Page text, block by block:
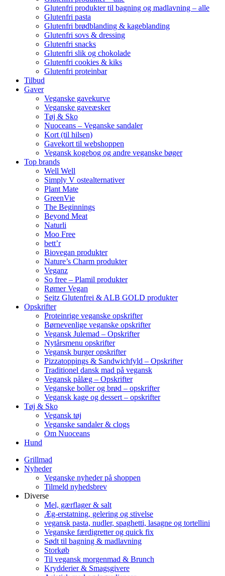
Glutenfri produkter til bagning og madlavning – alle
Glutenfri pasta
Glutenfri brødblanding & kageblanding
Glutenfri sovs & dressing
Glutenfri snacks
Glutenfri slik og chokolade
Glutenfri cookies & kiks
Glutenfri proteinbar
Tilbud
Gaver
Veganske gavekurve
Veganske gaveæsker
Tøj & Sko
Nuoceans – Veganske sandaler
Kort (til hilsen)
Gavekort til webshoppen
Vegansk kogebog og andre veganske bøger
Top brands
Well Well
Simply V ostealternativer
Plant Mate
GreenVie
The Beginnings
Beyond Meat
Naturli
Moo Free
bett’r
Biovegan produkter
Nature’s Charm produkter
Veganz
So free – Plamil produkter
Rømer Vegan
Seitz Glutenfrei & ALB GOLD produkter
Opskrifter
Proteinrige veganske opskrifter
Børnevenlige veganske opskrifter
Vegansk Julemad – Opskrifter
Nytårsmenu opskrifter
Vegansk burger opskrifter
Pizzatoppings & Sandwichfyld – Opskrifter
Traditionel dansk mad på vegansk
Vegansk pålæg – Opskrifter
Veganske boller og brød – opskrifter
Vegansk kage og dessert – opskrifter
Tøj & Sko
Vegansk tøj
Veganske sandaler & clogs
Om Nuoceans
Hund
Grillmad
Nyheder
Veganske nyheder på shoppen
Tilmeld nyhedsbrev
Diverse
Mel, gærflager & salt
Æg-erstatning, gelering og stivelse
vegansk pasta, nudler, spaghetti, lasagne og tortellini
Veganske færdigretter og quick fix
Sødt til bagning & madlavning
Storkøb
Til vegansk morgenmad & Brunch
Krydderier & Smagsgivere